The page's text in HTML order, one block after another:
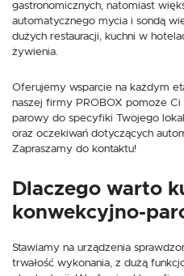
gastronomicznych, natomiast
automatycznego mycia i sondą
dużych restauracji, kuchni w
żywienia.
Oferujemy wsparcie na każdym
naszej firmy PROBOX pomoże
parowy do specyfiki Twojego
oraz oczekiwań dotyczących
Zapraszamy do kontaktu!
Dlaczego warto
konwekcyjno-
Stawiamy na urządzenia
trwałość wykonania, z dużą